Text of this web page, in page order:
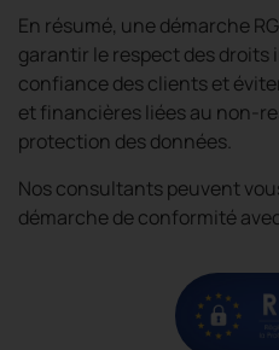
En résumé, une démarche
garantir le respect des
confiance des clients et
et financières liées au non-
protection des données.
Nos consultants peuvent
démarche de conformité avec